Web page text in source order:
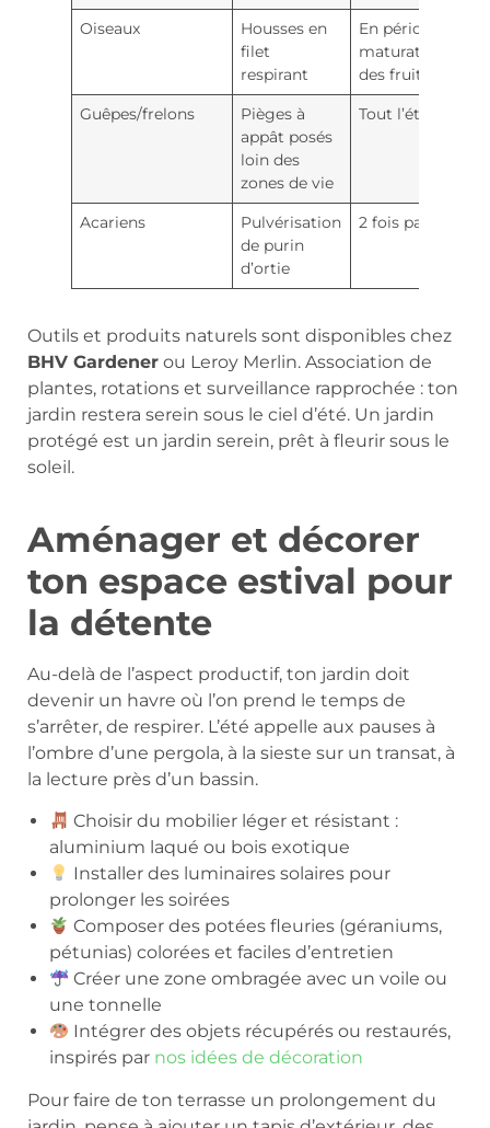
Oiseaux
Housses en
filet
respirant
En période de
maturation
des fruits
Guêpes/frelons
Pièges à
appât posés
loin des
zones de vie
Tout l’été
Acariens
Pulvérisation
de purin
d’ortie
2 fois par mois
Outils et produits naturels sont disponibles chez
BHV Gardener ou Leroy Merlin. Association de
plantes, rotations et surveillance rapprochée : ton
jardin restera serein sous le ciel d’été. Un jardin
protégé est un jardin serein, prêt à fleurir sous le
soleil.
Aménager et décorer
ton espace estival pour
la détente
Au-delà de l’aspect productif, ton jardin doit
devenir un havre où l’on prend le temps de
s’arrêter, de respirer. L’été appelle aux pauses à
l’ombre d’une pergola, à la sieste sur un transat, à
la lecture près d’un bassin.
Choisir du mobilier léger et résistant :
aluminium laqué ou bois exotique
Installer des luminaires solaires pour
prolonger les soirées
Composer des potées fleuries (géraniums,
pétunias) colorées et faciles d’entretien
Créer une zone ombragée avec un voile ou
une tonnelle
Intégrer des objets récupérés ou restaurés,
inspirés par nos idées de décoration
Pour faire de ton terrasse un prolongement du